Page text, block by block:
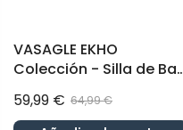
VASAGLE EKHO
Colección - Silla de Bar
Tinta
59,99 € 64,99 €